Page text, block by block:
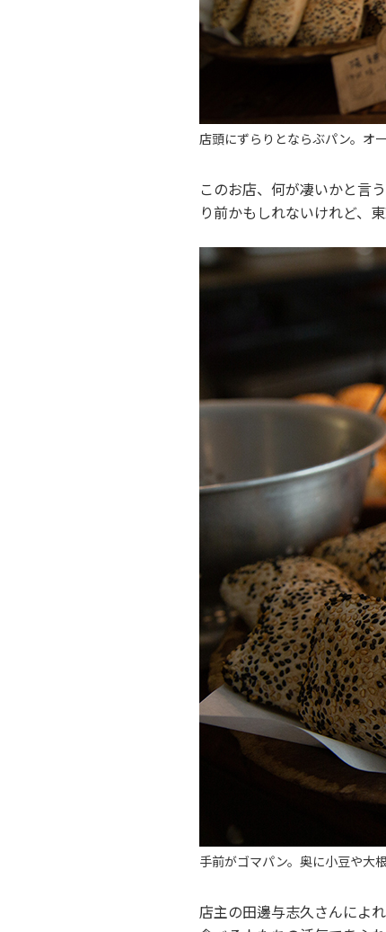
店頭にずらりとならぶパン。オ
このお店、何が凄いかと言
り前かもしれないけれど、
手前がゴマパン。奥に小豆や大
店主の田邊与志久さんによ